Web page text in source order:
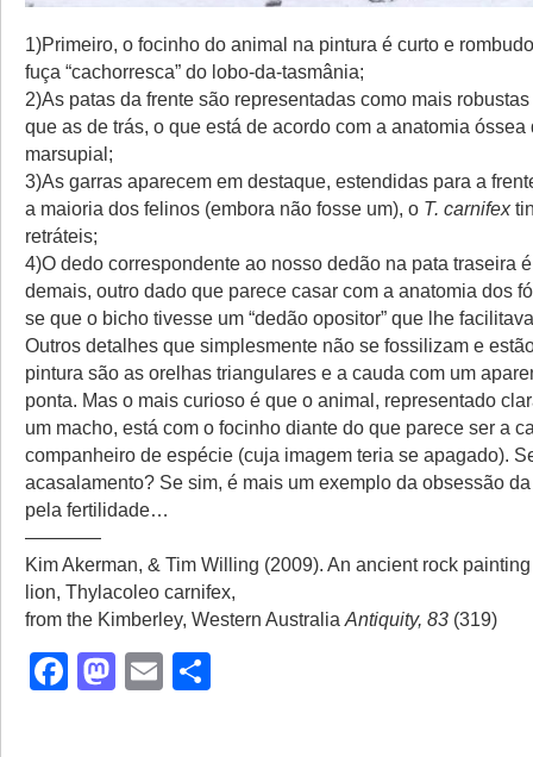
1)Primeiro, o focinho do animal na pintura é curto e
fuça “cachorresca” do lobo-da-tasmânia;
2)As patas da frente são representadas como mais
que as de trás, o que está de acordo com a anatomia óssea
marsupial;
3)As garras aparecem em destaque, estendidas para a
a maioria dos felinos (embora não fosse um), o T. carnifex
retráteis;
4)O dedo correspondente ao nosso dedão na pata traseira
demais, outro dado que parece casar com a anatomia dos
se que o bicho tivesse um “dedão opositor” que lhe
Outros detalhes que simplesmente não se fossilizam e
pintura são as orelhas triangulares e a cauda com um
ponta. Mas o mais curioso é que o animal, representado
um macho, está com o focinho diante do que parece ser a
companheiro de espécie (cuja imagem teria se apagado).
acasalamento? Se sim, é mais um exemplo da obsessão
pela fertilidade…
————
Kim Akerman, & Tim Willing (2009). An ancient rock
lion, Thylacoleo carnifex,
from the Kimberley, Western Australia Antiquity, 83 (319)
Facebook
Mastodon
Email